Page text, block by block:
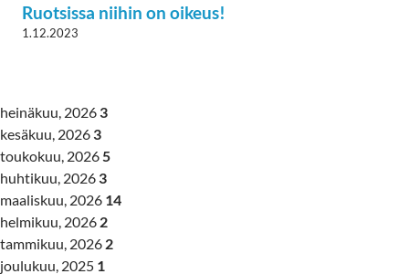
Ruotsissa niihin on oikeus!
1.12.2023
heinäkuu, 2026 3
kesäkuu, 2026 3
toukokuu, 2026 5
huhtikuu, 2026 3
maaliskuu, 2026 14
helmikuu, 2026 2
tammikuu, 2026 2
joulukuu, 2025 1